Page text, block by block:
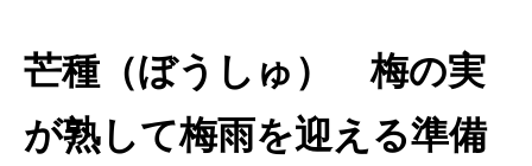
芒種（ぼうしゅ） 梅の実
が熟して梅雨を迎える準備